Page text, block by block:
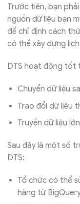
Trước tiên, bạn
nguồn dữ liệu bạn
để chỉ định cách
có thể xây dựng
DTS hoạt động tốt
Chuyển dữ liệu
Trao đổi dữ liệu
Truyền dữ liệu
Sau đây là một số
DTS:
Tổ chức có thể
hàng từ